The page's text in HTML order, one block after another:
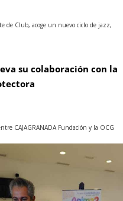
de Club, acoge un nuevo ciclo de jazz,
su colaboración con la
CAJAGRANADA Fundación y la OCG